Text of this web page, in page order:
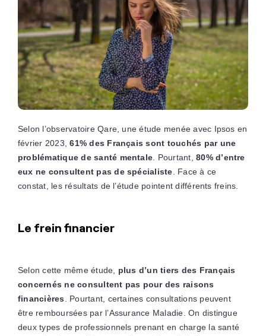
Selon l’observatoire Qare, une étude menée avec Ipsos en
février 2023,61% des Français sont touchés par une
problématique de santé mentale. Pourtant,80% d’entre
eux ne consultent pas de spécialiste. Face à ce
constat, les résultats de l’étude pointent différents freins.
Le frein financier
Selon cette même étude, plus d’un tiers des Français
concernés ne consultent pas pour des raisons
financières. Pourtant, certaines consultations peuvent
être remboursées par l’Assurance Maladie. On distingue
deux types de professionnels prenant en charge la santé